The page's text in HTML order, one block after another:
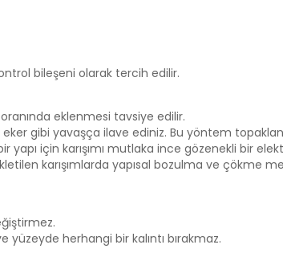
bileşeni olarak tercih edilir.
oranında eklenmesi tavsiye edilir.
eker gibi yavaşça ilave ediniz. Bu yöntem
yapı için karışımı mutlaka ince gözenekli bir
karışımlarda yapısal bozulma ve
herhangi bir kalıntı bırakmaz.